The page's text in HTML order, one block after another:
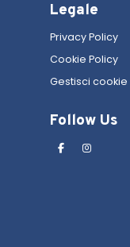
Legale
Privacy Policy
Cookie Policy
Gestisci cookie
Follow Us